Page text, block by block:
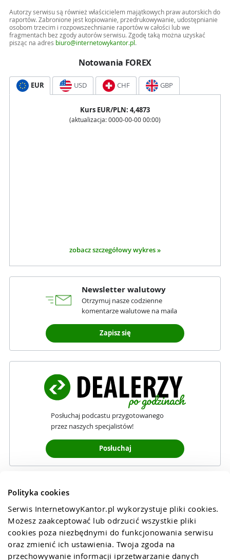
Polityka cookies
Serwis InternetowyKantor.pl wykorzystuje pliki cookies.
Możesz zaakceptować lub odrzucić wszystkie pliki
cookies poza niezbędnymi do funkcjonowania serwisu
oraz zmienić ich ustawienia. Twoja zgoda na
przechowywanie informacji iprzetwarzanie danych
Autorzy serwisu są również właścicielem majątkowych praw autorskich do
raportów. Zabronione jest kopiowanie, przedrukowywanie, udostępnianie
osobom trzecim i rozpowszechnianie raportów w całości lub we
fragmentach bez zgody autorów serwisu. Zgodę taką można uzyskać
pisząc na adres biuro@internetowykantor.pl .
Notowania FOREX
EUR USD CHF GBP
Kurs EUR/PLN: 4,4873
(aktualizacja: 0000-00-00 00:00)
zobacz szczegółowy wykres »
Newsletter walutowy
Otrzymuj nasze codzienne
komentarze walutowe na maila
Zapisz się
Posłuchaj podcastu przygotowanego
przez naszych specjalistów!
Posłuchaj